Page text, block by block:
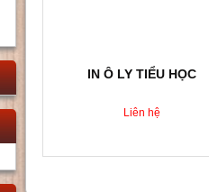
IN Ô LY TIỂU HỌC
Liên hệ